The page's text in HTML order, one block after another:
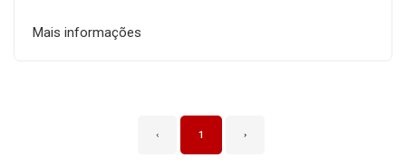
Mais informações
‹ 1 ›